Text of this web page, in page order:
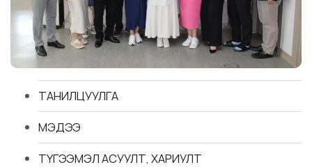
ТАНИЛЦУУЛГА
МЭДЭЭ
ТҮГЭЭМЭЛ АСУУЛТ, ХАРИУЛТ